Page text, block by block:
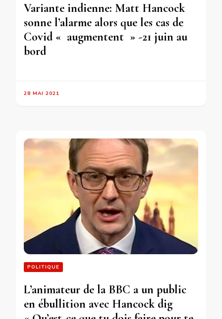
Variante indienne: Matt Hancock
sonne l’alarme alors que les cas de
Covid « augmentent » -21 juin au
bord
28 MAI 2021
POLITIQUE
L’animateur de la BBC a un public
en ébullition avec Hancock dig